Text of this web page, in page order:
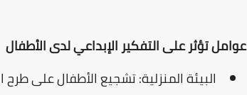
عوامل تؤثر على التفكير الإبداعي لدى الأطفال
البيئة المنزلية: تشجيع الأطفال على